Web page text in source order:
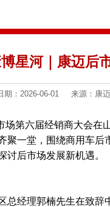
星河｜康迈后
期：2026-06-01 来源：康
场第六届经销商大会在
聚一堂，围绕商用车后
讨后市场发展新机遇。
总经理郭楠先生在致